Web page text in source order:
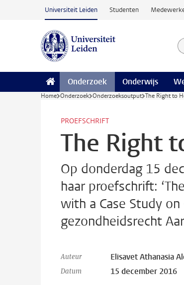
Ga naar hoofdinhoud
Universiteit Leiden Studenten
Onderzoek Onderwijs
Home Onderzoek Onderzoeksoutput The Right to
PROEFSCHRIFT
The Right
Op donderdag 15
haar proefschrift:
with a Case Study
gezondheidsrecht
Auteur Elisavet Athanasia
Datum 15 december 2016